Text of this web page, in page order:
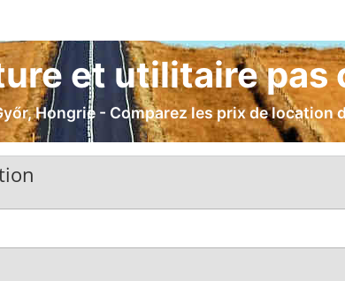
et utilitaire pas
Hongrie - Comparez les prix de location